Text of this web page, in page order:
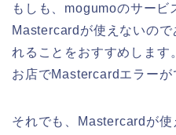
もしも、mogumoのサービ
Mastercardが使えないの
れることをおすすめしま
お店でMastercardエラーが
それでも、Mastercardが